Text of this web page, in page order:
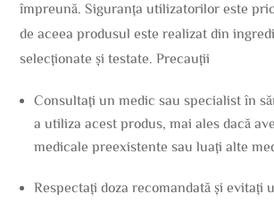
împreună. Siguranța utilizatorilor este
de aceea produsul este realizat din
selecționate și testate. Precauții
Consultați un medic sau specialist în
a utiliza acest produs, mai ales dacă
medicale preexistente sau luați alte
Respectați doza recomandată și evitați